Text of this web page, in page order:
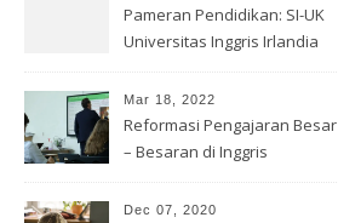
Pameran Pendidikan: SI-UK
Universitas Inggris Irlandia
Mar 18, 2022
Reformasi Pengajaran Besar
– Besaran di Inggris
Dec 07, 2020